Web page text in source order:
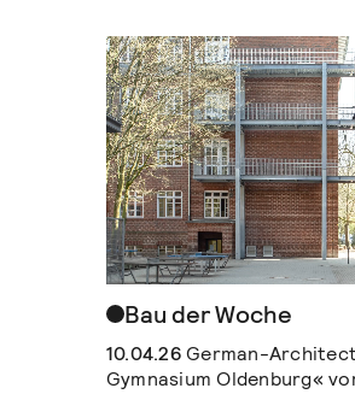
Bau der Woche
10.04.26German-
Gymnasium Oldenburg«